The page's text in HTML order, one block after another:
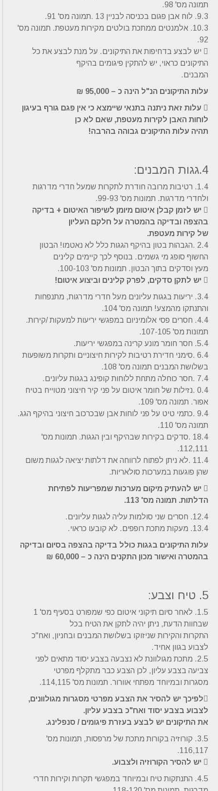
תמונה מס' 98.
9.3. לוח אבן פגום בכניסה לבניין 13 .תמונה מס' 91.
10.3. אלמנטים ממתכת בולטים מקירות מעטפת. תמונה מס'
92.
 יש לבצע בדחיפות את התיקונים. על מנת לבצע את כל
התיקונים כראוי, יש להתקין פיגומים בהיקף
המבנים.
עלות התיקונים הנ"ל הינה כ – 95,000 ₪
 עלות זאת ניתנה בתנאי שיימצא כי אין פגם גורף בעיגון
לוחות האבן לקירות מעטפת, שאם לא כן
תהיה עלות התיקונים גבוהה בהרבה!
4.גגות המבנים:
1.4. רטיבות מרובה חודרת לתקרות שמעל חדרי מדרגות
ולחדרי מדרגות. תמונות מס' 99-93.
 יש לזמן קבלן איטום מיומן לשיפור האיטום + בדיקה
בהצפה ובדיקה בהמטרה על חלקם העליון
של קירות מעטפת.
2.4 .הגבהות בטון בהיקף הגגות כלל לא נאטמו! הבטון
החשוף סופג מי גשמים. בנוסף לכך קיימים קלינים
מעץ וסדקים בתוך הבטון. תמונות מס' 100-103.
 יש לתקן סדקים, לפרק קלינים וביצוע איטום!
3.4. יריעות בגגות עליונים מעל חדרי מדרגות, מתנפחות
והתנתקו מהמצע! תמונה מס' 104.
4.4. חסרים פסי אלומיניום במפגשי יריעות למעקות /קירות.
תמונות מס' 107-105.
5.4. חסר חומר מונע קרינה במפגשי יריעות.
6.4 .סימני חדירת רטיבות לקירות חיצוניים ותקרות משופעות
בשלושת המבנים תמונה מס' 108.
7.4 .חסר כוחלה מתחת ללוחות קופינג בגגות עליונים.
0.4 .נזילות של חומר איטום על פני קיר חיצוני מטוייח בטיח
אפור. תמונה מס' 109.
9.4 .כתמי טיט על פני לוחות אבן שבכרכוב חיצוני בהיקף הגג.
תמונה מס' 110.
18.4 .סדקים בקירות שבהיקף ובין הגגות. תמונות מס'
112,111.
11.4 .לא ניתן לפתוח לרווחה את דלתות יציאה לגגות משום
שהן פוגעות במערכות סולאריות.
 יש להעתיק מיקום מערכות שמפריעות לפתיחת
הדלתות. תמונה מס' 113.
12.4. חסרים שני סולמות עליה לגגות עליונים.
13.4. מעקות מתכת רופפים. לא קובעו כראוי.
עלות התיקונים בגגות כולל בדיקה בהצפה בסיום ובדיקה
בהמטרה ואישור מכון התקנים הינה כ – 60,000 ₪
5. טיח וצבע:
1.5. לאחר סיום תיקוני איטום כפי שמפורט בסעיף מס' 1
שבחוות הדעת, ניתן יהיה לתקן את הטיח בכל
התקרות והקירות שניזוקו בשלושת המבנים ובחניון, ואח"כ
לצבוע בגוון אחיד.
2.5. מתכת מגולוונת לא נצבעה בצבע יסוד מתאים לפני
צביעה בצבע עליון, לכן הצבע כבר מתקלף מפרטי
מסגרות ובמיוחד מפתחי אוורור. תמונות מס' 114,115.
לפיכך יש להסיר את הצבע מפרטי מסגרות מגולוונים,
לצבוע בצבע יסוד ואח"כ בצבע עליון.
את התיקונים יש לבצע בעזרת פיגומים / סנפלינג.
3.5. קורוזיה בקורות מתכת של מרפסות, תמונות מס'
116,117.
 יש להסיר הקורוזיה ולצבוע.
4.5. התנתקות טיח ובמיוחד במפגשי תקרות וקירות חדרי